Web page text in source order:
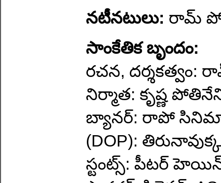
నటీనటులు: రామ్
సాంకేతిక బృందం:
రచన, దర్శకత్వం:
నిర్మాత: కృష్ణ
బ్యానర్: రాపో
(DOP):
స్టంట్స్: పీటర్